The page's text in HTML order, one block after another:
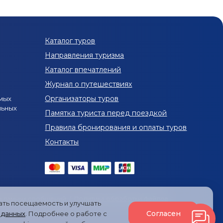
посещаемость и улучшать
. Подробнее о работе с
Согласен
Туры в Листвянку
Летние туры в Краснодарский край
в Краснодарский край в июле
Туры по России из Уфы Туры из Липецка
фототуры по России
Нальчика Туры с собакой по России
в Карелию в декабре
Каталог туров
Направления туризма
Каталог впечатлений
Журнал о путешествиях
Организаторы туров
Памятка туриста перед поездкой
Правила бронирования и оплаты туров
Контакты